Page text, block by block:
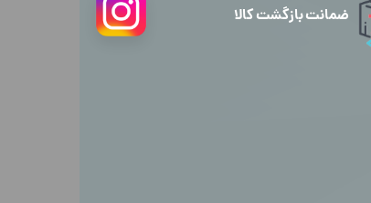
ضمانت بازگشت کالا